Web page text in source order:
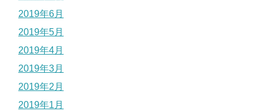
2019年6月
2019年5月
2019年4月
2019年3月
2019年2月
2019年1月